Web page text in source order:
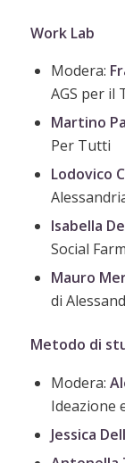
Work Lab
Modera:
AGS per il
Martino
Per Tutti
Lodovico
Isabella De
Social
Mauro
di
Metodo di
Modera:
Ideazione
Jessica